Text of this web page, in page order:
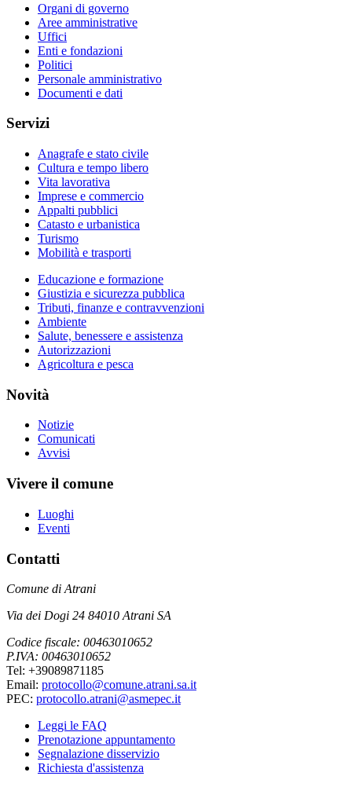
Organi di governo
Aree amministrative
Uffici
Enti e fondazioni
Politici
Personale amministrativo
Documenti e dati
Servizi
Anagrafe e stato civile
Cultura e tempo libero
Vita lavorativa
Imprese e commercio
Appalti pubblici
Catasto e urbanistica
Turismo
Mobilità e trasporti
Educazione e formazione
Giustizia e sicurezza pubblica
Tributi, finanze e contravvenzioni
Ambiente
Salute, benessere e assistenza
Autorizzazioni
Agricoltura e pesca
Novità
Notizie
Comunicati
Avvisi
Vivere il comune
Luoghi
Eventi
Contatti
Comune di Atrani
Via dei Dogi 24 84010 Atrani SA
Codice fiscale: 00463010652
P.IVA: 00463010652
Tel: +39089871185
Email: protocollo@comune.atrani.sa.it
PEC: protocollo.atrani@asmepec.it
Leggi le FAQ
Prenotazione appuntamento
Segnalazione disservizio
Richiesta d'assistenza